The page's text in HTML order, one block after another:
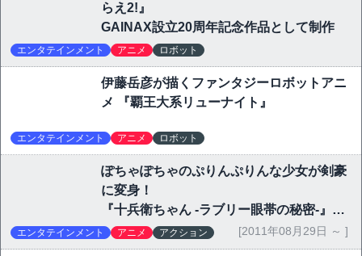
らえ2!』
GAINAX設立20周年記念作品として制作
エンタテインメント アニメ ロボット
伊藤岳彦が描くファンタジーロボットアニ
メ 『覇王大系リューナイト』
エンタテインメント アニメ ロボット
ぽちゃぽちゃのぷりんぷりんな少女が剣豪
に変身！
『十兵衛ちゃん -ラブリー眼帯の秘密-』に
刮目せよ
エンタテインメント アニメ アクション [2011年08月29日 ～ ]